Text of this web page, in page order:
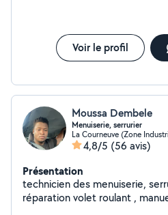
résultat propre, durable et
Confiance Excellence
Voir le profil
Moussa Dembele
Menuiserie, serrurier
La Courneuve (Zone
4,8/5 (56 avis)
Présentation
technicien des menuiserie, serrurier ouverture de porte
réparation volet roulant ,